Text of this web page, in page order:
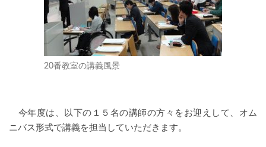
20番教室の講義風景
今年度は、以下の１５名の講師の方々をお迎えして、オム
ニバス形式で講義を担当していただきます。